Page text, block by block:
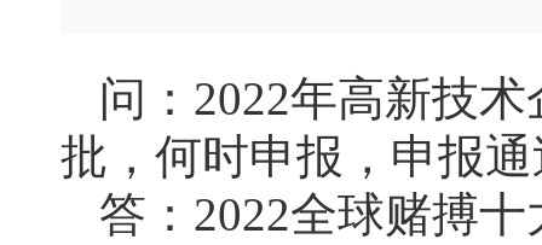
问：2022年高新技
批，何时申报，申报
答：2022全球赌搏